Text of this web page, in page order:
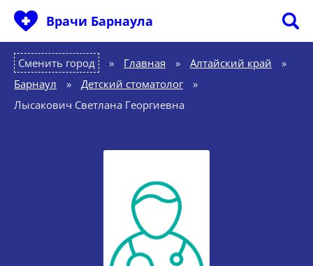
Врачи Барнаула
Сменить город Главная » Алтайский край
»
Барнаул
» Детский стоматолог
»
Лысакович Светлана Георгиевна